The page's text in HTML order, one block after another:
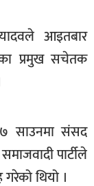
आइतबार
प्रमुख सचेतक
साउनमा संसद
पार्टीले
थियो ।